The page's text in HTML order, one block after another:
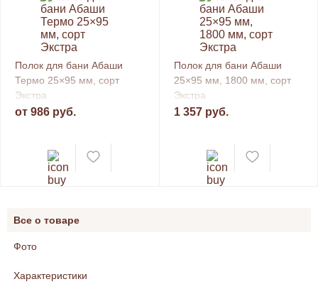
Полок для бани Абаши
Термо 25×95 мм, сорт
Экстра
от 986 руб.
Полок для бани Абаши
25×95 мм, 1800 мм, сорт
Экстра
1 357 руб.
Все о товаре
Фото
Характеристики